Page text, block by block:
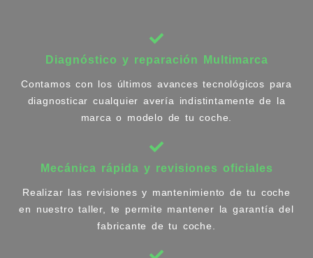
Diagnóstico y reparación Multimarca
Contamos con los últimos avances tecnológicos para
diagnosticar cualquier avería indistintamente de la
marca o modelo de tu coche.
Mecánica rápida y revisiones oficiales
Realizar las revisiones y mantenimiento de tu coche
en nuestro taller, te permite mantener la garantía del
fabricante de tu coche.